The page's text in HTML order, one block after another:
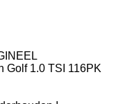
Golf 1.0 TSI 116PK